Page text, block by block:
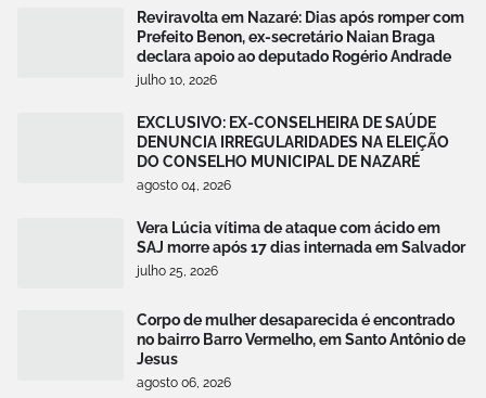
Reviravolta em Nazaré: Dias após romper com
Prefeito Benon, ex-secretário Naian Braga
declara apoio ao deputado Rogério Andrade
julho 10, 2026
EXCLUSIVO: EX-CONSELHEIRA DE SAÚDE
DENUNCIA IRREGULARIDADES NA ELEIÇÃO
DO CONSELHO MUNICIPAL DE NAZARÉ
agosto 04, 2026
Vera Lúcia vítima de ataque com ácido em
SAJ morre após 17 dias internada em Salvador
julho 25, 2026
Corpo de mulher desaparecida é encontrado
no bairro Barro Vermelho, em Santo Antônio de
Jesus
agosto 06, 2026